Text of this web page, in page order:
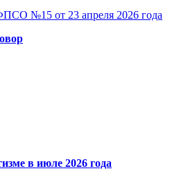
№15 от 23 апреля 2026 года
в июле 2026 года